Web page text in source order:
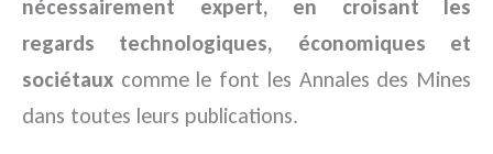
nécessairement expert, en croisant les
regards technologiques, économiques et
sociétaux comme le font les Annales des Mines
dans toutes leurs publications.